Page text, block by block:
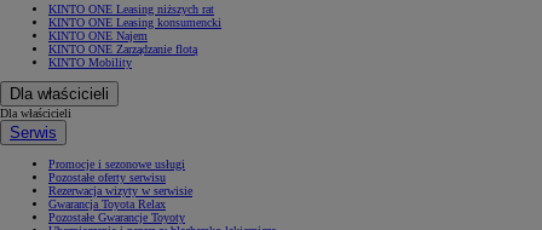
KINTO ONE Leasing niższych rat
KINTO ONE Leasing konsumencki
KINTO ONE Najem
KINTO ONE Zarządzanie flotą
KINTO Mobility
Dla właścicieli
Dla właścicieli
Serwis
Promocje i sezonowe usługi
Pozostałe oferty serwisu
Rezerwacja wizyty w serwisie
Gwarancja Toyota Relax
Pozostałe Gwarancje Toyoty